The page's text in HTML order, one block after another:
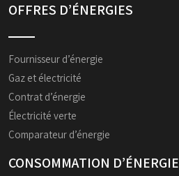
OFFRES D’ÉNERGIES
Fournisseur d’énergie
Gaz et électricité
Contrat d’énergie
Électricité verte
Comparateur d’énergie
CONSOMMATION D’ÉNERGIE